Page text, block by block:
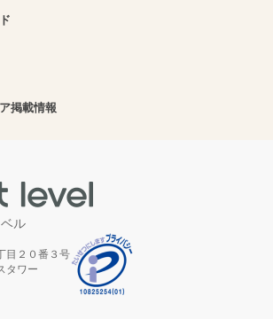
デート｜ディナーデートに使えるお店を紹介
松市への移住ってどう？暮らしの特徴を解説
掲載情報
ル
目２０番３号
タワー